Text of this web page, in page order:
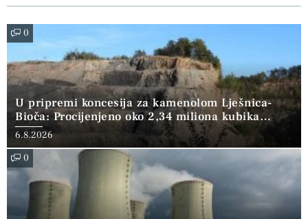
0
U pripremi koncesija za kamenolom Lješnica-
Bioča: Procijenjeno oko 2,34 miliona kubika
kamena
6.8.2026
0